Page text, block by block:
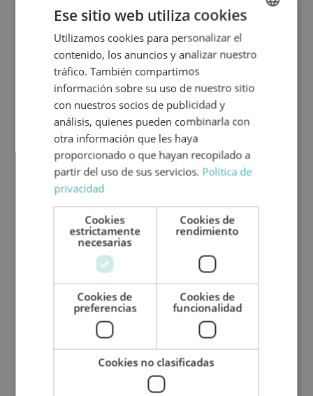
acceso a la playa!
Si quieres seguir recorriendo la Costa del Sol,
recomendamos un camping lleno de
palmeras como es elCamping La Bella
Vista,uno de nuestros preferidos. Si
prefieres visitar alguno de los mejores
pueblos de Málaga, como es Ronda, y estar
rodeado de naturaleza, te recomendamos
Camping El Sur.¡Como ves, tienes
infinidad de posibilidades!
SPANISH
ENGLISH
Ese sitio web utiliza cookies
Utilizamos cookies para personalizar el
contenido, los anuncios y analizar nuestro
tráfico. También compartimos
información sobre su uso de nuestro sitio
con nuestros socios de publicidad y
análisis, quienes pueden combinarla con
otra información que les haya
proporcionado o que hayan recopilado a
partir del uso de sus servicios. Política de
privacidad
Cookies
estrictamente
necesarias
Cookies de
rendimiento
Cookies de
preferencias
Cookies de
funcionalidad
Cookies no clasificadas